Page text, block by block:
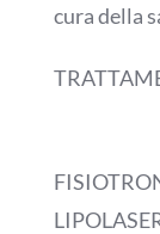
cura della